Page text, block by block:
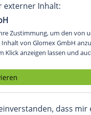
externer Inhalt:
Zustimmung, um den von
von Glomex GmbH
Klick anzeigen lassen und
dass mir